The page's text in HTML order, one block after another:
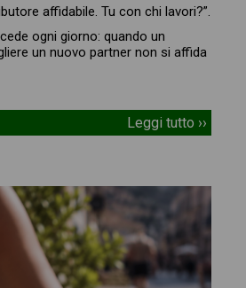
affidabile. Tu con chi lavori?”.
ogni giorno: quando un
un nuovo partner non si affida
Leggi tutto ››